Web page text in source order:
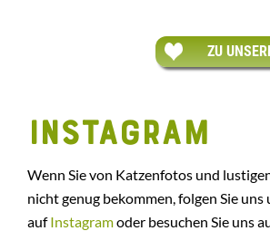
ZU
INSTAGRAM
Wenn Sie von Katzenfotos und
nicht genug bekommen, folgen Sie
aufInstagramoder besuchen Sie uns